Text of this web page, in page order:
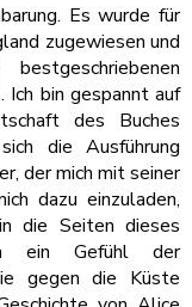
Es wurde für
zugewiesen und
Ich bin gespannt auf
des Buches
die Ausführung
der mich mit seiner
dazu einzuladen,
die Seiten dieses
ein Gefühl der
gegen die Küste